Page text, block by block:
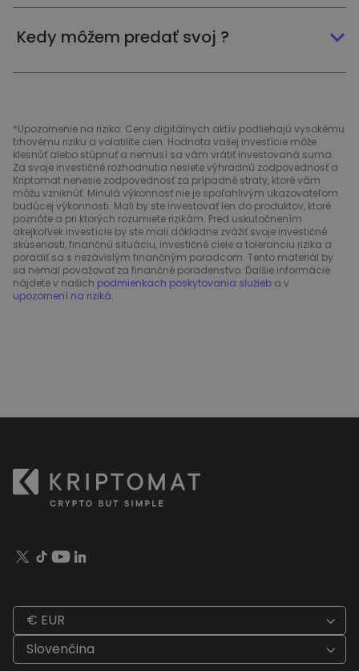
Kedy môžem predať svoj ?
*Upozornenie na riziko: Ceny digitálnych aktív podliehajú vysokému
trhovému riziku a volatilite cien. Hodnota vašej investície môže
klesnúť alebo stúpnuť a nemusí sa vám vrátiť investovaná suma.
Za svoje investičné rozhodnutia nesiete výhradnú zodpovednosť a
Kriptomat nenesie zodpovednosť za prípadné straty, ktoré vám
môžu vzniknúť. Minulá výkonnosť nie je spoľahlivým ukazovateľom
budúcej výkonnosti. Mali by ste investovať len do produktov, ktoré
poznáte a pri ktorých rozumiete rizikám. Pred uskutočnením
akejkoľvek investície by ste mali dôkladne zvážiť svoje investičné
skúsenosti, finančnú situáciu, investičné ciele a toleranciu rizika a
poradiť sa s nezávislým finančným poradcom. Tento materiál by
sa nemal považovať za finančné poradenstvo. Ďalšie informácie
nájdete v našich podmienkach poskytovania služieb a v
upozornení na riziká.
€ EUR
Slovenčina